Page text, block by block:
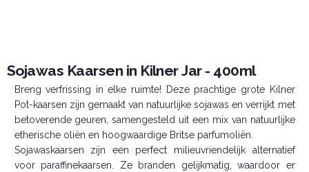
Sojawas Kaarsen in Kilner Jar - 400ml
Breng verfrissing in elke ruimte! Deze prachtige grote Kilner
Pot-kaarsen zijn gemaakt van natuurlijke sojawas en verrijkt met
betoverende geuren, samengesteld uit een mix van natuurlijke
etherische oliën en hoogwaardige Britse parfumoliën.
Sojawaskaarsen zijn een perfect milieuvriendelijk alternatief
voor paraffinekaarsen. Ze branden gelijkmatig, waardoor er